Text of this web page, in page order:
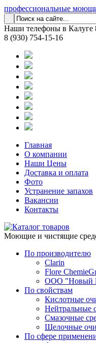
профессиональные
Наши телефоны в Калуге
8 (930) 754-15-16
Главная
О компании
Наши Цены
Доставка и оплата
Фото
Устранение запахов
Вакансии
Контакты
Моющие и чистящие
По производителю
Clarin
Flore
ООО "Новый
По свойствам
Кислотные
Нейтральные
Смазочные
Щелочные
По сфере